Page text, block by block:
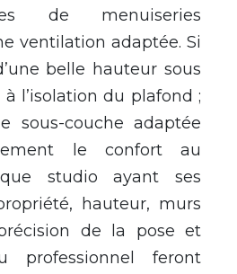
les de menuiseries
ventilation adaptée. Si
belle hauteur sous
l’isolation du plafond ;
sous-couche adaptée
le confort au
studio ayant ses
hauteur, murs
de la pose et
professionnel feront